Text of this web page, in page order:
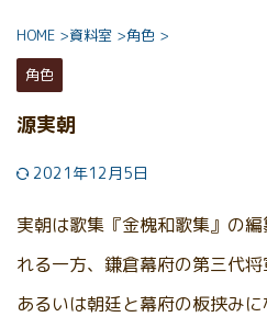
HOME >資料室 >角色 >
角色
源実朝
2021年12月5日
実朝は歌集『金槐和歌集』の
れる一方、鎌倉幕府の第三代将
あるいは朝廷と幕府の板挟み